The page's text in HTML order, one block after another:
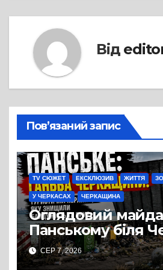
Від
Пов’язаний запис
TV СЮЖЕТ ЕКСКЛЮЗИВ ЖИТТЯ
У ЧЕРКАСАХ ЧЕРКАЩИНА
Оглядовий
Панському біля
перетворився на
сміттєзвалище
СЕР 7, 2026